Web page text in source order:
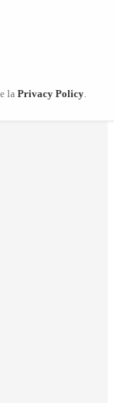
e la Privacy Policy.